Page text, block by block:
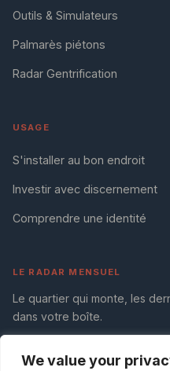
We value your
Outils & Simulateurs
Palmarès piétons
Radar Gentrification
USAGE
S'installer au bon endroit
Investir avec discernement
Comprendre une identité
LE RADAR MENSUEL
Le quartier qui monte, les
dans votre boîte.